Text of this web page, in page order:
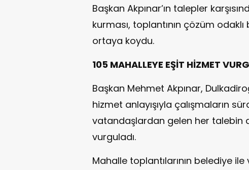
Başkan Akpınar’ın talepler
kurması, toplantının çözüm
ortaya koydu.
105 MAHALLEYE EŞİT HİZMET
Başkan Mehmet Akpınar,
hizmet anlayışıyla çalışmaların
vatandaşlardan gelen her talebin
vurguladı.
Mahalle toplantılarının belediye